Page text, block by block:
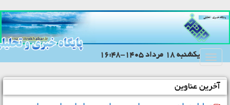
Toggleيکشنبه 18 مرداد 1405-16:48
آخرین عناوین